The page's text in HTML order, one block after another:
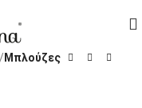
Μπλούζες